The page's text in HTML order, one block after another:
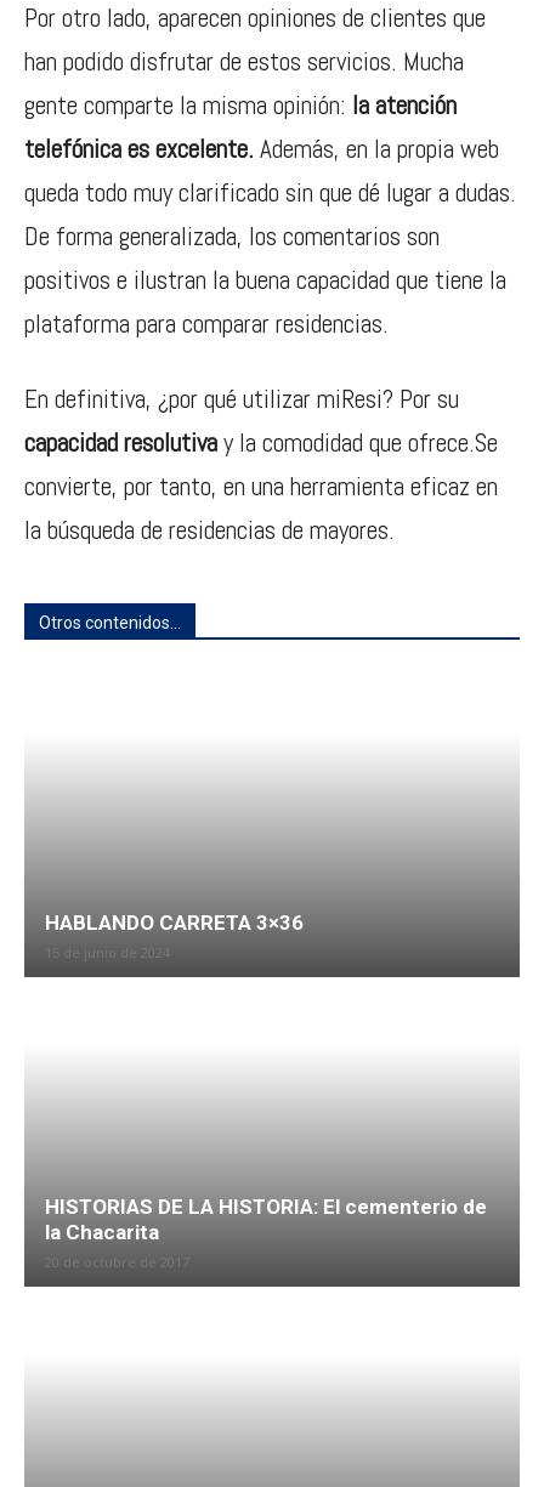
Por otro lado, aparecen opiniones de clientes que
han podido disfrutar de estos servicios. Mucha
gente comparte la misma opinión: la atención
telefónica es excelente. Además, en la propia web
queda todo muy clarificado sin que dé lugar a dudas.
De forma generalizada, los comentarios son
positivos e ilustran la buena capacidad que tiene la
plataforma para comparar residencias.
En definitiva, ¿por qué utilizar miResi? Por su
capacidad resolutivay la comodidad que ofrece.Se
convierte, por tanto, en una herramienta eficaz en
la búsqueda de residencias de mayores.
Otros contenidos...
HABLANDO CARRETA 3×36
HISTORIAS DE LA HISTORIA: El cementerio de
la Chacarita
20 de octubre de 2017